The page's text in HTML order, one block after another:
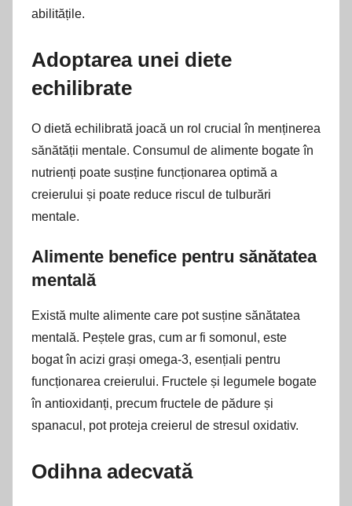
abilitățile.
Adoptarea unei diete
echilibrate
O dietă echilibrată joacă un rol crucial în menținerea
sănătății mentale. Consumul de alimente bogate în
nutrienți poate susține funcționarea optimă a
creierului și poate reduce riscul de tulburări
mentale.
Alimente benefice pentru sănătatea
mentală
Există multe alimente care pot susține sănătatea
mentală. Peștele gras, cum ar fi somonul, este
bogat în acizi grași omega-3, esențiali pentru
funcționarea creierului. Fructele și legumele bogate
în antioxidanți, precum fructele de pădure și
spanacul, pot proteja creierul de stresul oxidativ.
Odihna adecvată